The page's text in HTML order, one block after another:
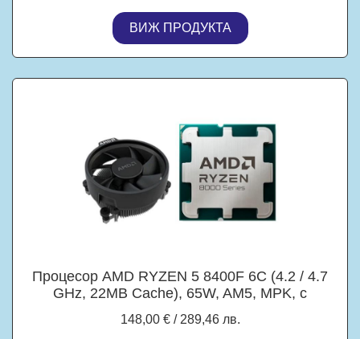
ВИЖ ПРОДУКТА
Процесор AMD RYZEN 5 8400F 6C (4.2 / 4.7
GHz, 22MB Cache), 65W, AM5, MPK, c
148,00 € / 289,46 лв.